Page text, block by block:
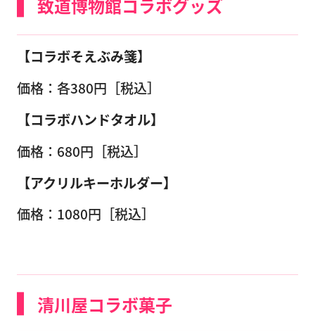
致道博物館コラボグッズ
【コラボそえぶみ箋】
価格：各380円［税込］
【コラボハンドタオル】
価格：680円［税込］
【アクリルキーホルダー】
価格：1080円［税込］
清川屋コラボ菓子